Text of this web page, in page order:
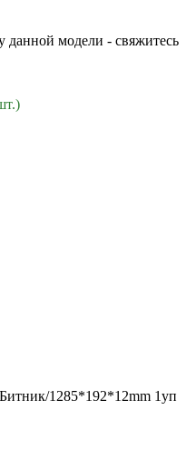
данной модели - свяжитесь
1285*192*12mm 1уп